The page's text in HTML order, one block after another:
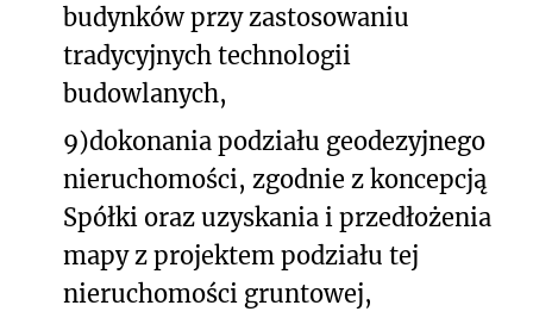
budynków przy zastosowaniu
tradycyjnych technologii
budowlanych,
9)dokonania podziału geodezyjnego
nieruchomości, zgodnie z koncepcją
Spółki oraz uzyskania i przedłożenia
mapy z projektem podziału tej
nieruchomości gruntowej,